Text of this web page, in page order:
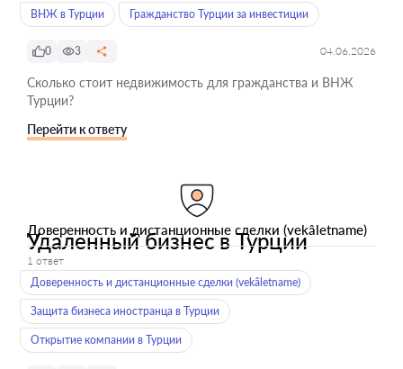
ВНЖ в Турции
Гражданство Турции за инвестиции
0 3 04.06.2026
Сколько стоит недвижимость для гражданства и ВНЖ
Турции?
Перейти к ответу
Доверенность и дистанционные сделки (vekâletname)
Удаленный бизнес в Турции
1 ответ
Доверенность и дистанционные сделки (vekâletname)
Защита бизнеса иностранца в Турции
Открытие компании в Турции